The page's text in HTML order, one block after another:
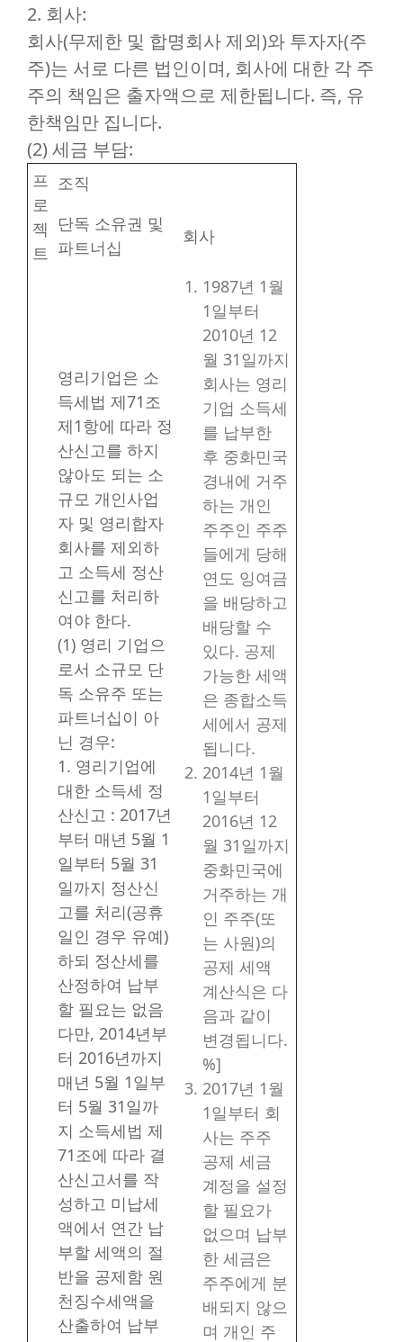
2. 회사:
회사(무제한 및 합명회사 제외)와 투자자(주
주)는 서로 다른 법인이며, 회사에 대한 각 주
주의 책임은 출자액으로 제한됩니다. 즉, 유
한책임만 집니다.
(2) 세금 부담:
프
로
젝
트
조직
단독 소유권 및
파트너십
회사
영리기업은 소
득세법 제71조
제1항에 따라 정
산신고를 하지
않아도 되는 소
규모 개인사업
자 및 영리합자
회사를 제외하
고 소득세 정산
신고를 처리하
여야 한다.
(1) 영리 기업으
로서 소규모 단
독 소유주 또는
파트너십이 아
닌 경우:
1. 영리기업에
대한 소득세 정
산신고 : 2017년
부터 매년 5월 1
일부터 5월 31
일까지 정산신
고를 처리(공휴
일인 경우 유예)
하되 정산세를
산정하여 납부
할 필요는 없음
다만, 2014년부
터 2016년까지
매년 5월 1일부
터 5월 31일까
지 소득세법 제
71조에 따라 결
산신고서를 작
성하고 미납세
액에서 연간 납
부할 세액의 절
반을 공제함 원
천징수세액을
산출하여 납부
1987년 1월
1일부터
2010년 12
월 31일까지
회사는 영리
기업 소득세
를 납부한
후 중화민국
경내에 거주
하는 개인
주주인 주주
들에게 당해
연도 잉여금
을 배당하고
배당할 수
있다. 공제
가능한 세액
은 종합소득
세에서 공제
됩니다.
2014년 1월
1일부터
2016년 12
월 31일까지
중화민국에
거주하는 개
인 주주(또
는 사원)의
공제 세액
계산식은 다
음과 같이
변경됩니다.
%]
2017년 1월
1일부터 회
사는 주주
공제 세금
계정을 설정
할 필요가
없으며 납부
한 세금은
주주에게 분
배되지 않으
며 개인 주